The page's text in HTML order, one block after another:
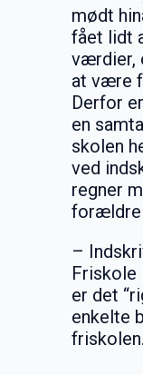
mødt
fået lidt
værdier,
at være
Derfor
en
skolen
ved
regner
forældre
–
Friskole
er det
enkelte
friskolen.